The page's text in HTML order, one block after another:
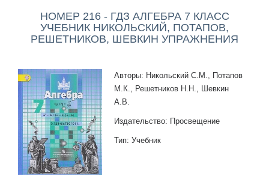
НОМЕР 216 - ГДЗ АЛГЕБРА 7 КЛАСС
УЧЕБНИК НИКОЛЬСКИЙ, ПОТАПОВ,
РЕШЕТНИКОВ, ШЕВКИН УПРАЖНЕНИЯ
Авторы: Никольский С.М., Потапов
М.К., Решетников Н.Н., Шевкин
А.В.
Издательство: Просвещение
Тип: Учебник